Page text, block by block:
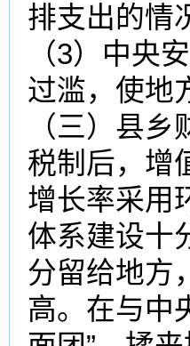
排支出的情
（3）中央
过滥，使
（三）县
税制后，增
增长率采用
体系建设十
分留给地方
高。在与中